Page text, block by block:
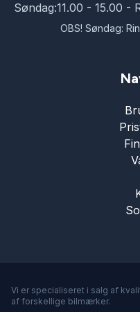
Tonede ruder
Trådløs
Søndag:11.00 - 15.00 -
OBS! Søndag:
Vi er specialiseret i salg af
af forskellige bilmærker.